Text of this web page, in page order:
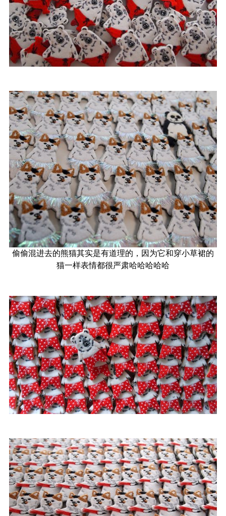
偷偷混进去的熊猫其实是有道理的，因为它和穿小草裙的
猫一样表情都很严肃哈哈哈哈哈